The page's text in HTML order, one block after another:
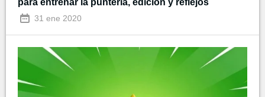
para entrenar la puntería, edición y reflejos
31 ene 2020